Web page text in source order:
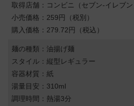
取得店舗：コンビニ（セブン-イレブン
小売価格：259円（税別）
購入価格：279.72円（税込）
麺の種類：油揚げ麺
スタイル：縦型レギュラー
容器材質：紙
湯量目安：310ml
調理時間：熱湯3分